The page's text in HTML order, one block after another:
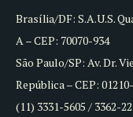
Brasília/DF: S.A.U.S.
A – CEP: 70070-934
São Paulo/SP: Av. Dr.
República – CEP:
(11) 3331-5605 / 3362-